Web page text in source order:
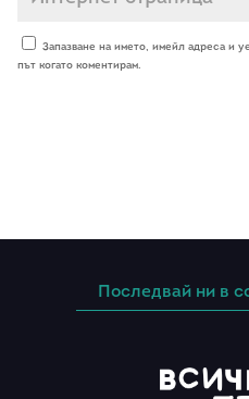
Запазване на името, имейл адреса и
път когато коментирам.
Последвай ни в